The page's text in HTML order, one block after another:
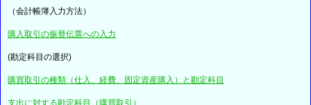
（会計帳簿入力方法）
購入取引の振替伝票への入力
(勘定科目の選択)
購買取引の種類（仕入、経費、固定資産購入）と勘定科目